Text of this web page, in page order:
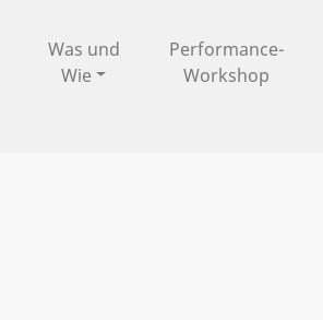
Was und
Wie
Performance-
Workshop